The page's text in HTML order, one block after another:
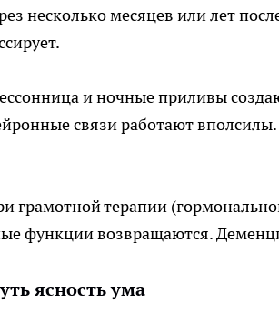
несколько месяцев или лет
и ночные приливы
связи работают
грамотной терапии
функции возвращаются.
ясность ума